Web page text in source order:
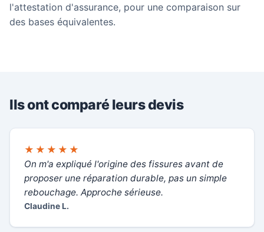
l'attestation d'assurance, pour une comparaison sur
des bases équivalentes.
Ils ont comparé leurs devis
★★★★★
On m'a expliqué l'origine des fissures avant de
proposer une réparation durable, pas un simple
rebouchage. Approche sérieuse.
Claudine L.